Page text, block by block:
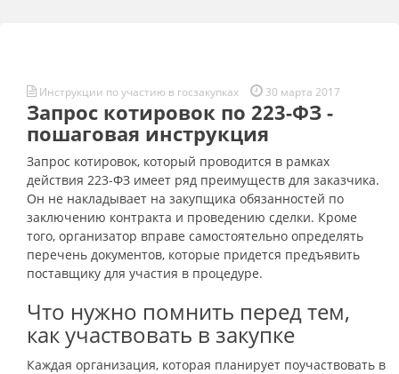
Инструкции по участию в госзакупках 30 марта 2017
Запрос котировок по 223-ФЗ -
пошаговая инструкция
Запрос котировок, который проводится в рамках
действия 223-ФЗ имеет ряд преимуществ для заказчика.
Он не накладывает на закупщика обязанностей по
заключению контракта и проведению сделки. Кроме
того, организатор вправе самостоятельно определять
перечень документов, которые придется предъявить
поставщику для участия в процедуре.
Что нужно помнить перед тем,
как участвовать в закупке
Каждая организация, которая планирует поучаствовать в